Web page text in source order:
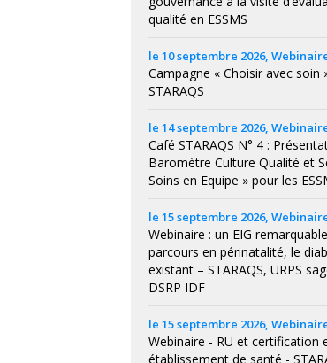
qualité en ESSMS
le 10 septembre 2026,
Campagne « Choisir avec soin
STARAQS
le 14 septembre 2026,
Café STARAQS N° 4 :
Baromètre Culture Qualité et
Soins en Equipe » pour les
le 15 septembre 2026,
Webinaire : un EIG
parcours en périnatalité, le
existant – STARAQS, URPS
DSRP IDF
le 15 septembre 2026,
Webinaire - RU et certification
établissement de santé -